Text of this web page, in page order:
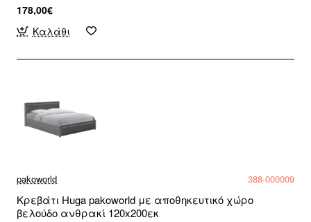
178,00€
Καλάθι
pakoworld 388-000009
Κρεβάτι Huga pakoworld με αποθηκευτικό χώρο
βελούδο ανθρακί 120x200εκ